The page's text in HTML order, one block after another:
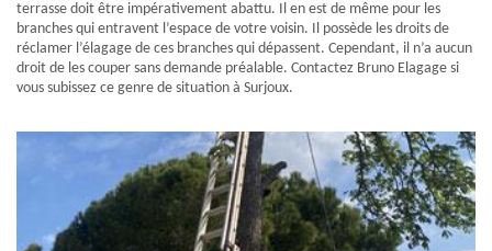
terrasse doit être impérativement abattu. Il en est de même pour les
branches qui entravent l’espace de votre voisin. Il possède les droits de
réclamer l’élagage de ces branches qui dépassent. Cependant, il n’a aucun
droit de les couper sans demande préalable. Contactez Bruno Elagage si
vous subissez ce genre de situation à Surjoux.